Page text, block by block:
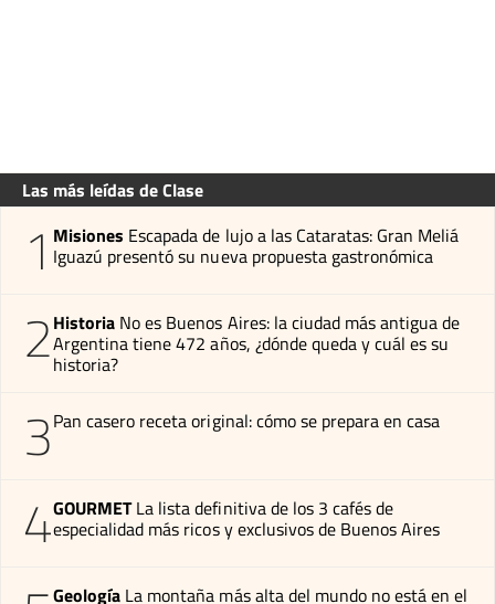
Las más leídas de Clase
1 Misiones Escapada de lujo a las Cataratas: Gran Meliá
Iguazú presentó su nueva propuesta gastronómica
2Historia No es Buenos Aires: la ciudad más antigua de
Argentina tiene 472 años, ¿dónde queda y cuál es su
historia?
3Pan casero receta original: cómo se prepara en casa
4GOURMET La lista definitiva de los 3 cafés de
especialidad más ricos y exclusivos de Buenos Aires
Geología La montaña más alta del mundo no está en el